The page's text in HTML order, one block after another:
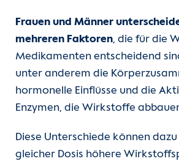
Frauen und Männer
mehreren Faktoren, die für die
Medikamenten entscheidend
unter anderem die
hormonelle Einflüsse und die
Enzymen, die Wirkstoffe
Diese Unterschiede können
gleicher Dosis höhere